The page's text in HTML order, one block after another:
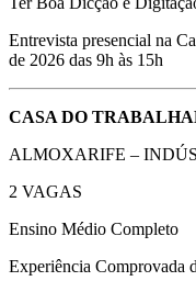
Entrevista presencial na
de 2026 das 9h às 15h
CASA DO
ALMOXARIFE –
2 VAGAS
Ensino Médio Completo
Experiência Comprovada